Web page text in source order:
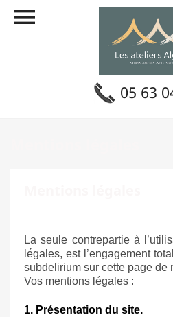

05 63
La seule contrepartie à
légales, est l’engagement
subdelirium sur cette page de
Vos mentions légales :
1. Présentation du site.